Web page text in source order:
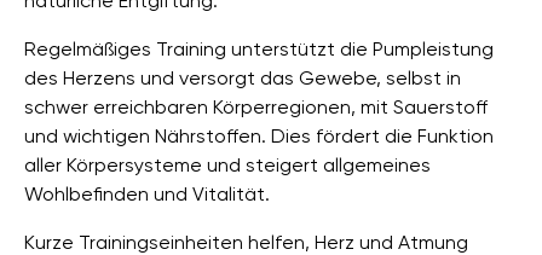
Regelmäßiges Training unterstützt die Pumpleistung
des Herzens und versorgt das Gewebe, selbst in
schwer erreichbaren Körperregionen, mit Sauerstoff
und wichtigen Nährstoffen. Dies fördert die Funktion
aller Körpersysteme und steigert allgemeines
Wohlbefinden und Vitalität.
Kurze Trainingseinheiten helfen, Herz und Atmung